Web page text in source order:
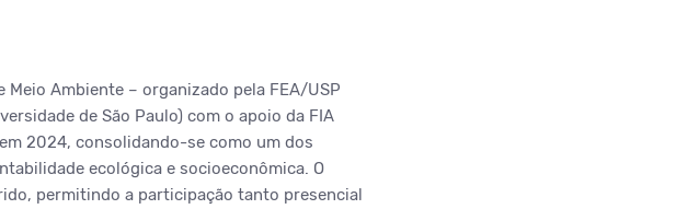
Meio Ambiente – organizado pela FEA/USP
de São Paulo) com o apoio da FIA
2024, consolidando-se como um dos
ecológica e socioeconômica. O
permitindo a participação tanto presencial